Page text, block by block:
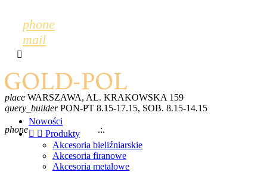
phone
mail

place WARSZAWA, AL. KRAKOWSKA 159
query_builderPON-PT 8.15-17.15, SOB. 8.15-14.15
mailGOLDPOL@GOLDPOL.PL
phone +48 600 243 702 .:.
Nowości
  Produkty
Akcesoria bieliźniarskie
Akcesoria firanowe
Akcesoria metalowe